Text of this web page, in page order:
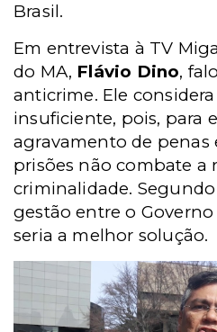
Brasil.
Em entrevista à TV
do MA, Flávio Dino,
anticrime. Ele
insuficiente, pois, para
agravamento de penas
prisões não combate a
criminalidade.
gestão entre o Governo
seria a melhor solução.